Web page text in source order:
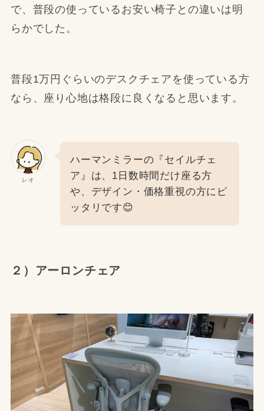
で、普段の使っているお安い椅子との違いは明
らかでした。
普段1万円ぐらいのデスクチェアを使っている方
なら、座り心地は格段に良くなると思います。
レオ
ハーマンミラーの『セイルチェ
ア』は、1日数時間だけ座る方
や、デザイン・価格重視の方にピ
ッタリです😊
２）アーロンチェア